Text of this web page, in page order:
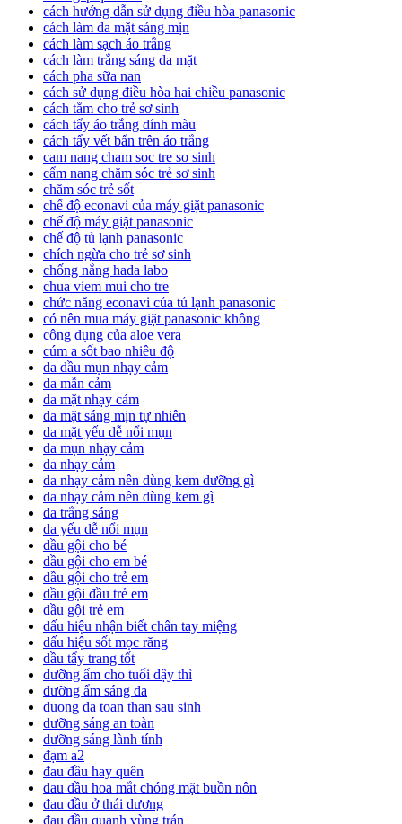
cách hướng dẫn sử dụng điều hòa panasonic
cách làm da mặt sáng mịn
cách làm sạch áo trắng
cách làm trắng sáng da mặt
cách pha sữa nan
cách sử dụng điều hòa hai chiều panasonic
cách tắm cho trẻ sơ sinh
cách tẩy áo trắng dính màu
cách tẩy vết bẩn trên áo trắng
cam nang cham soc tre so sinh
cẩm nang chăm sóc trẻ sơ sinh
chăm sóc trẻ sốt
chế độ econavi của máy giặt panasonic
chế độ máy giặt panasonic
chế độ tủ lạnh panasonic
chích ngừa cho trẻ sơ sinh
chống nắng hada labo
chua viem mui cho tre
chức năng econavi của tủ lạnh panasonic
có nên mua máy giặt panasonic không
công dụng của aloe vera
cúm a sốt bao nhiêu độ
da dầu mụn nhạy cảm
da mẫn cảm
da mặt nhạy cảm
da mặt sáng mịn tự nhiên
da mặt yếu dễ nổi mụn
da mụn nhạy cảm
da nhạy cảm
da nhạy cảm nên dùng kem dưỡng gì
da nhạy cảm nên dùng kem gì
da trắng sáng
da yếu dễ nổi mụn
dầu gội cho bé
dầu gội cho em bé
dầu gội cho trẻ em
dầu gội đầu trẻ em
dầu gội trẻ em
dấu hiệu nhận biết chân tay miệng
dấu hiệu sốt mọc răng
dầu tẩy trang tốt
dưỡng ẩm cho tuổi dậy thì
dưỡng ẩm sáng da
duong da toan than sau sinh
dưỡng sáng an toàn
dưỡng sáng lành tính
đạm a2
đau đầu hay quên
đau đầu hoa mắt chóng mặt buồn nôn
đau đầu ở thái dương
đau đầu quanh vùng trán